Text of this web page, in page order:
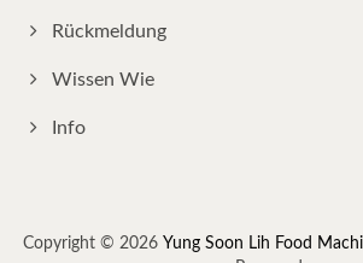
Rückmeldung
Wissen Wie
Info
Copyright © 2026 Yung Soon Lih Food